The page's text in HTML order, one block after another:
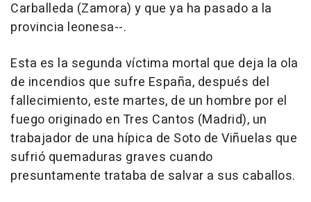
Carballeda (Zamora) y que ya ha pasado a la
provincia leonesa--.
Esta es la segunda víctima mortal que deja la ola
de incendios que sufre España, después del
fallecimiento, este martes, de un hombre por el
fuego originado en Tres Cantos (Madrid), un
trabajador de una hípica de Soto de Viñuelas que
sufrió quemaduras graves cuando
presuntamente trataba de salvar a sus caballos.